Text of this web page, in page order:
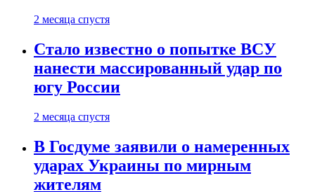
2 месяца спустя
Стало известно о попытке ВСУ
нанести массированный удар по
югу России
2 месяца спустя
В Госдуме заявили о намеренных
ударах Украины по мирным
жителям